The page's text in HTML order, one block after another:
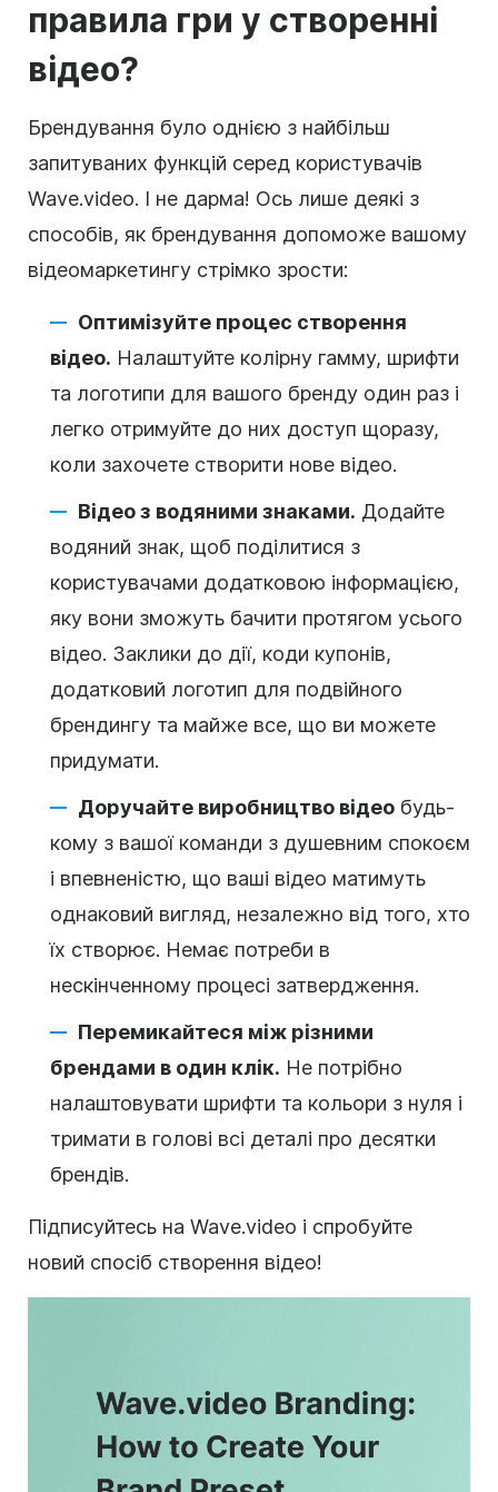
правила гри у створенні
відео?
Брендування було однією з найбільш
запитуваних функцій серед користувачів
Wave.video. І не дарма! Ось лише деякі з
способів, як брендування допоможе вашому
відеомаркетингу стрімко зрости:
Оптимізуйте процес створення
відео. Налаштуйте колірну гамму, шрифти
та логотипи для вашого бренду один раз і
легко отримуйте до них доступ щоразу,
коли захочете створити нове відео.
Відео з водяними знаками. Додайте
водяний знак, щоб поділитися з
користувачами додатковою інформацією,
яку вони зможуть бачити протягом усього
відео. Заклики до дії, коди купонів,
додатковий логотип для подвійного
брендингу та майже все, що ви можете
придумати.
Доручайте виробництво відео будь-
кому з вашої команди з душевним спокоєм
і впевненістю, що ваші відео матимуть
однаковий вигляд, незалежно від того, хто
їх створює. Немає потреби в
нескінченному процесі затвердження.
Перемикайтеся між різними
брендами в один клік. Не потрібно
налаштовувати шрифти та кольори з нуля і
тримати в голові всі деталі про десятки
брендів.
Підписуйтесь на Wave.video і спробуйте
новий спосіб створення відео!